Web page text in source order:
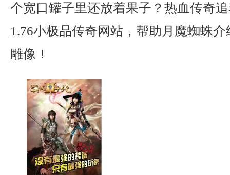
个宽口罐子里还放着果子？热血传奇
1.76小极品传奇网站，帮助月魔蜘蛛
雕像！